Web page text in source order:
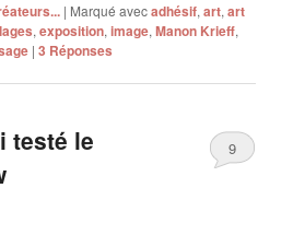
| Marqué avecadhésif,art,art
,exposition,image,Manon Krieff,
|3 Réponses
testé le
9